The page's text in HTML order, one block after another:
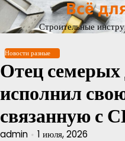
Перейти
содержимому
Всё
Строительные
Новости разные
Отец семерых
исполнил
связанную с
admin 1 июля, 2026